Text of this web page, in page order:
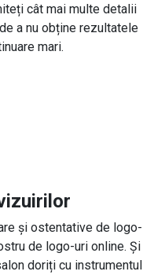
cât mai multe detalii
a nu obține rezultatele
mari.
și ostentative de logo-
de logo-uri online. Și
doriți cu instrumentul